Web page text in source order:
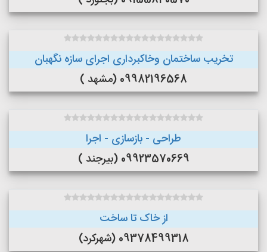
تخریب ساختمان وخاکبرداری اجرای سازه نگهبان
09982196568 (مشهد )
طراحی - بازسازی - اجرا
09923570669 (بیرجند )
از خاک تا ساخت
09378499318 (شهرکرد)